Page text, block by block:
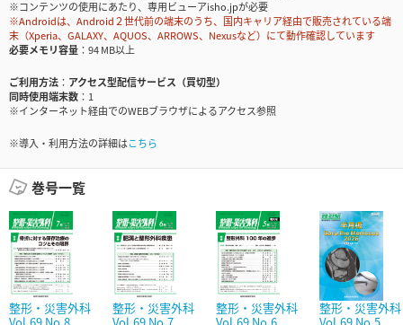
※コンテンツの使用にあたり、専用ビューアisho.jpが必要
※Androidは、Android２世代前の端末のうち、国内キャリア経由で販売されている端
末（Xperia、GALAXY、AQUOS、ARROWS、Nexusなど）にて動作確認しています
必要メモリ容量
94 MB以上
ご利用方法
アクセス型配信サービス（買切型）
同時使用端末数
1
※インターネット経由でのWEBブラウザによるアクセス参照
※導入・利用方法の詳細はこちら
巻号一覧
整形・災害外科
整形・災害外科
整形・災害外科
整形・災害外科